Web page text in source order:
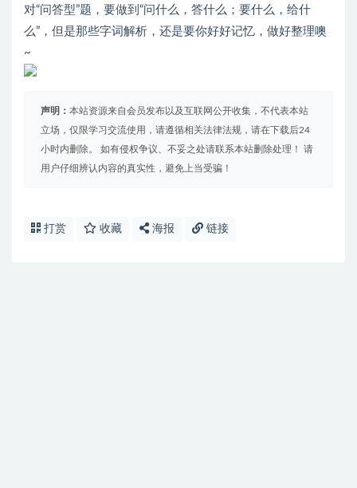
对“问答型”题，要做到“问什么，答什么；要什么，给什
么”，但是那些字词解析，还是要你好好记忆，做好整理噢
~
声明： 本站资源来自会员发布以及互联网公开收集，不代表本站
立场，仅限学习交流使用，请遵循相关法律法规，请在下载后24
小时内删除。 如有侵权争议、不妥之处请联系本站删除处理！ 请
用户仔细辨认内容的真实性，避免上当受骗！
打赏 收藏 海报 链接